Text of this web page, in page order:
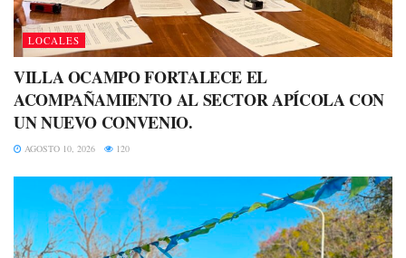
LOCALES
VILLA OCAMPO FORTALECE EL
ACOMPAÑAMIENTO AL SECTOR APÍCOLA CON
UN NUEVO CONVENIO.
AGOSTO 10, 2026 120